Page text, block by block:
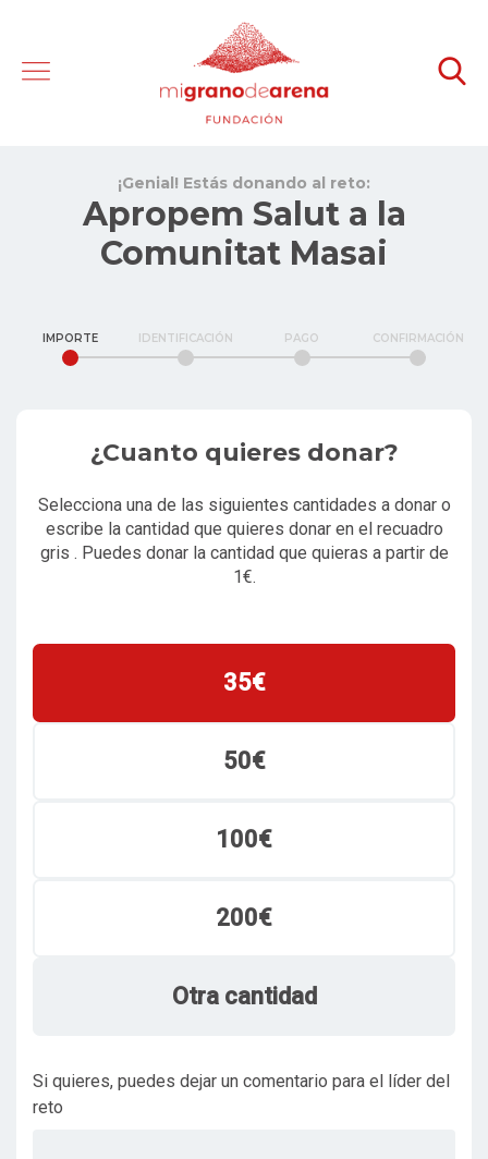
¡Genial! Estás donando al reto:
Apropem Salut a la
Comunitat Masai
IMPORTE IDENTIFICACIÓN PAGO CONFIRMACIÓN
¿Cuanto quieres donar?
Selecciona una de las siguientes cantidades a donar o
escribe la cantidad que quieres donar en el recuadro
gris . Puedes donar la cantidad que quieras a partir de
1€.
35€
50€
100€
200€
Otra cantidad
Si quieres, puedes dejar un comentario para el líder del
reto